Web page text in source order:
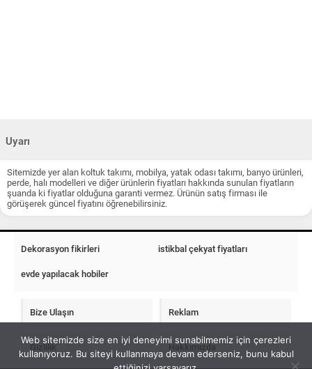
Uyarı
Sitemizde yer alan koltuk takımı, mobilya, yatak odası takımı, banyo ürünleri,
perde, halı modelleri ve diğer ürünlerin fiyatları hakkında sunulan fiyatların
şuanda ki fiyatlar olduğuna garanti vermez. Ürünün satış firması ile
görüşerek güncel fiyatını öğrenebilirsiniz.
Dekorasyon fikirleri istikbal çekyat fiyatları
evde yapılacak hobiler
Bize Ulaşın Reklam
Gizlilik Hakkımızda
Web sitemizde size en iyi deneyimi sunabilmemiz için çerezleri
kullanıyoruz. Bu siteyi kullanmaya devam ederseniz, bunu kabul